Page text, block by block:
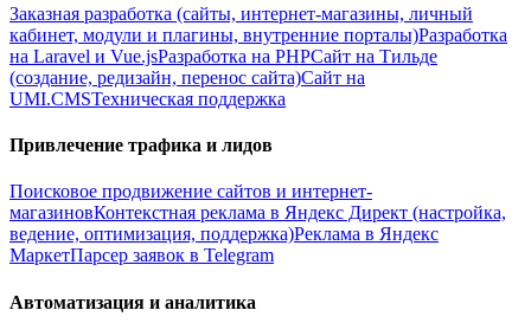
Заказная разработка (сайты, интернет-магазины, личный
кабинет, модули и плагины, внутренние порталы)Разработка
на Laravel и Vue.jsРазработка на PHPСайт на Тильде
(создание, редизайн, перенос сайта)Сайт на
UMI.CMSТехническая поддержка
Привлечение трафика и лидов
Поисковое продвижение сайтов и интернет-
магазиновКонтекстная реклама в Яндекс Директ (настройка,
ведение, оптимизация, поддержка)Реклама в Яндекс
МаркетПарсер заявок в Telegram
Автоматизация и аналитика